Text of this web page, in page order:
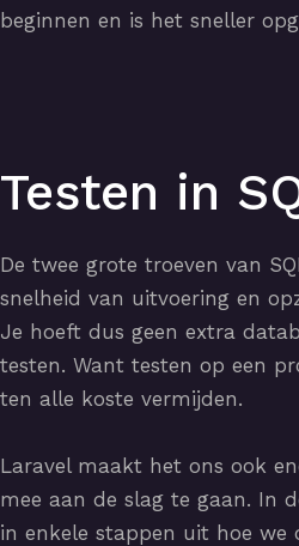
beginnen en is het sneller
Testen in
De twee grote troeven van
snelheid van uitvoering en
Je hoeft dus geen extra
testen. Want testen op een
ten alle koste vermijden.
Laravel maakt het ons ook
mee aan de slag te gaan. In
in enkele stappen uit hoe we